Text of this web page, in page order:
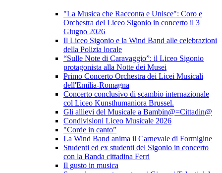
"La Musica che Racconta e Unisce": Coro e
Orchestra del Liceo Sigonio in concerto il 3
Giugno 2026
Il Liceo Sigonio e la Wind Band alle celebrazioni
della Polizia locale
“Sulle Note di Caravaggio”: il Liceo Sigonio
protagonista alla Notte dei Musei
Primo Concerto Orchestra dei Licei Musicali
dell'Emilia-Romagna
Concerto conclusivo di scambio internazionale
col Liceo Kunsthumaniora Brussel.
Gli allievi del Musicale a Bambin@=Cittadin@
Condivisioni Liceo Musicale 2026
"Corde in canto”
La Wind Band anima il Carnevale di Formigine
Studenti ed ex studenti del Sigonio in concerto
con la Banda cittadina Ferri
Il gusto in musica